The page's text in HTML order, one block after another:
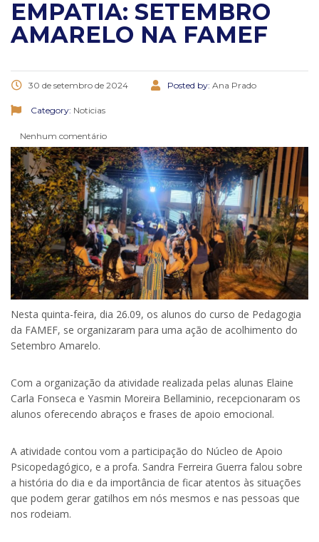
EMPATIA: SETEMBRO
AMARELO NA FAMEF
30 de setembro de 2024 Posted by: Ana Prado
Category: Noticias
Nenhum comentário
Nesta quinta-feira, dia 26.09, os alunos do curso de Pedagogia
da FAMEF, se organizaram para uma ação de acolhimento do
Setembro Amarelo.
Com a organização da atividade realizada pelas alunas Elaine
Carla Fonseca e Yasmin Moreira Bellaminio, recepcionaram os
alunos oferecendo abraços e frases de apoio emocional.
A atividade contou vom a participação do Núcleo de Apoio
Psicopedagógico, e a profa. Sandra Ferreira Guerra falou sobre
a história do dia e da importância de ficar atentos às situações
que podem gerar gatilhos em nós mesmos e nas pessoas que
nos rodeiam.